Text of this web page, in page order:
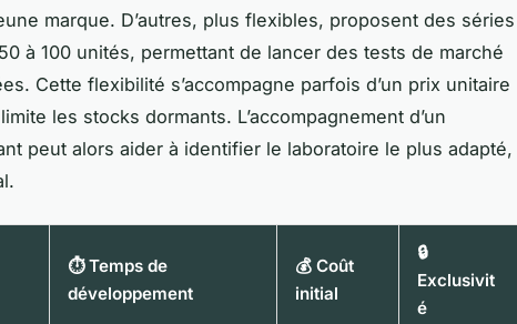
marque. D’autres, plus flexibles, proposent des séries
à 100 unités, permettant de lancer des tests de marché
Cette flexibilité s’accompagne parfois d’un prix unitaire
les stocks dormants. L’accompagnement d’un
peut alors aider à identifier le laboratoire le plus adapté,
⏱️ Temps de
développement
💰 Coût
initial
🔒
Exclusivit
é